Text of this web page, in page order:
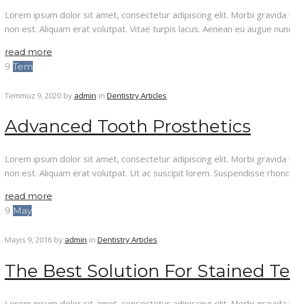
Lorem ipsum dolor sit amet, consectetur adipiscing elit. Morbi
non est. Aliquam erat volutpat. Vitae turpis lacus. Aenean eu augue
read more
9 Tem
Temmuz 9, 2020 by admin in Dentistry Articles
Advanced Tooth Prosthetics
Lorem ipsum dolor sit amet, consectetur adipiscing elit. Morbi
non est. Aliquam erat volutpat. Ut ac suscipit lorem. Suspendisse
read more
9 May
Mayıs 9, 2016 by admin in Dentistry Articles
The Best Solution For Stained